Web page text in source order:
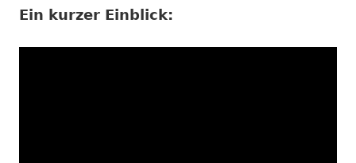
Ein kurzer Einblick: